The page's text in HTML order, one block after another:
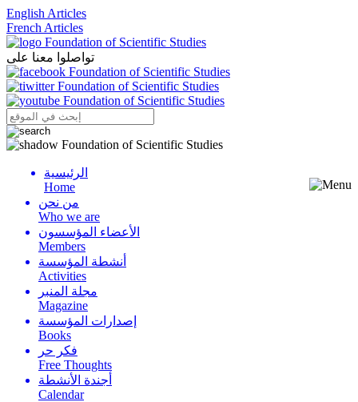
English Articles
French Articles
تواصلوا معنا على
Menu
الرئيسية
Home
من نحن
Who we are
الأعضاء المؤسسون
Members
أنشطة المؤسسة
Activities
مجلة المنبر
Magazine
إصدارات المؤسسة
Books
فكر حر
Free Thoughts
أجندة الأنشطة
Calendar